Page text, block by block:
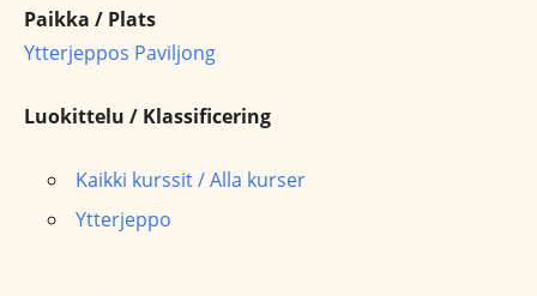
Paikka / Plats
Ytterjeppos Paviljong
Luokittelu / Klassificering
Kaikki kurssit / Alla kurser
Ytterjeppo